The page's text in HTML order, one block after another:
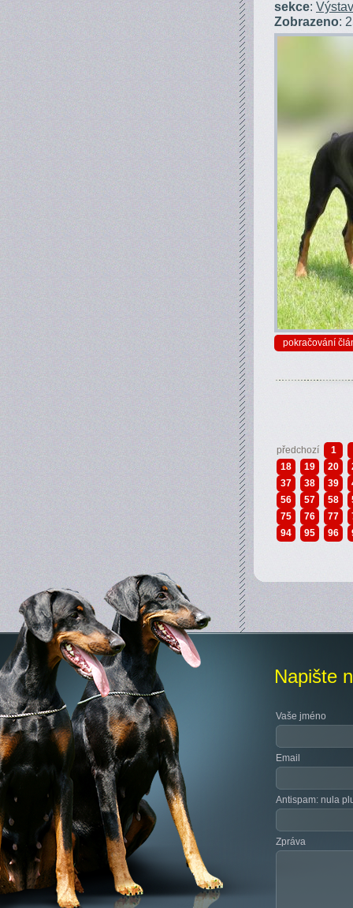
sekce:
Zobrazeno:
pokračování
předchozí
1
18
19 20
37
38 39
56
57 58
75
76 77
94
95 96
Napište
Vaše jméno
Email
Antispam: nula
Zpráva